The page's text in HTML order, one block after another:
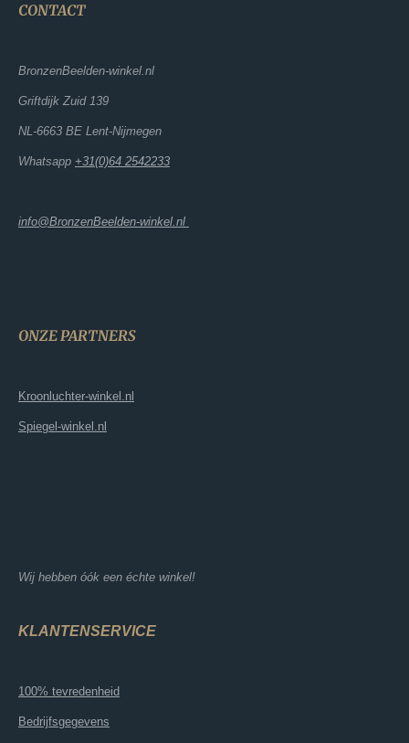
CONTACT
BronzenBeelden-winkel.nl
Griftdijk Zuid 139
NL-6663 BE Lent-Nijmegen
Whatsapp +31(0)64 2542233
info@BronzenBeelden-winkel.nl
ONZE PARTNERS
Kroonluchter-winkel.nl
Spiegel-winkel.nl
Wij hebben óók een échte winkel!
KLANTENSERVICE
100% tevredenheid
Bedrijfsgegevens